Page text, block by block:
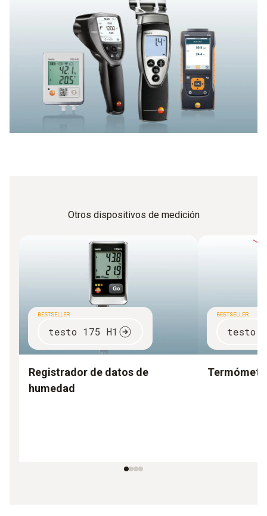
materiales de Testo podrá realizar esta tarea de forma
rápida y precisa.
humedad de uso frecuente es sólo uno de ellos.
Básicamente, también se refiere a un higrómetro o
analizador de humedad.
Otros dispositivos de medición
BESTSELLER
testo 175 H1
Registrador de datos de
humedad
BESTSELLER
testo